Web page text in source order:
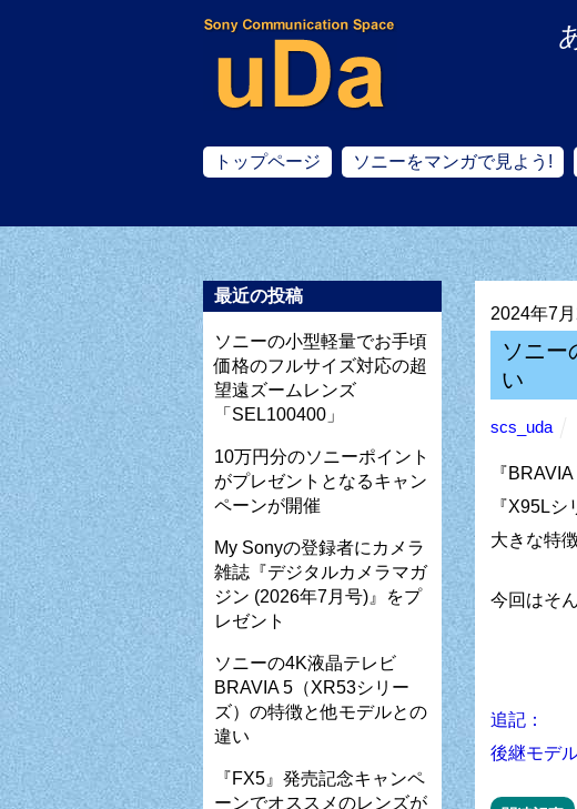
トップページ ソニーをマンガで見よう!
2024年7月
ソニー
い
scs_uda
『
『X95L
大きな特
今回はそ
追記：
後継モデ
最近の投稿
ソニーの小型軽量でお手頃
価格のフルサイズ対応の超
望遠ズームレンズ
「SEL100400」
10万円分のソニーポイント
がプレゼントとなるキャン
ペーンが開催
My Sonyの登録者にカメラ
雑誌『デジタルカメラマガ
ジン (2026年7月号)』をプ
レゼント
ソニーの4K液晶テレビ
BRAVIA 5（XR53シリー
ズ）の特徴と他モデルとの
違い
『FX5』発売記念キャンペ
ーンでオススメのレンズが